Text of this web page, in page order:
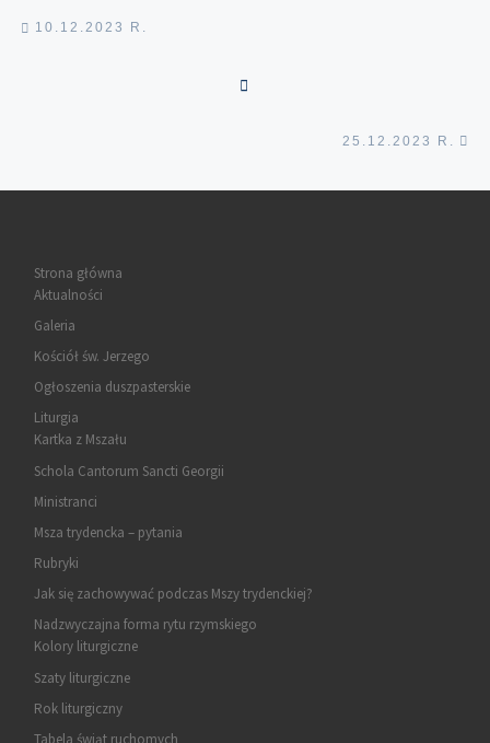
10.12.2023 R.
25.12.2023 R.
Strona główna
Aktualności
Galeria
Kościół św. Jerzego
Ogłoszenia duszpasterskie
Liturgia
Kartka z Mszału
Schola Cantorum Sancti Georgii
Ministranci
Msza trydencka – pytania
Rubryki
Jak się zachowywać podczas Mszy trydenckiej?
Nadzwyczajna forma rytu rzymskiego
Kolory liturgiczne
Szaty liturgiczne
Rok liturgiczny
Tabela świąt ruchomych